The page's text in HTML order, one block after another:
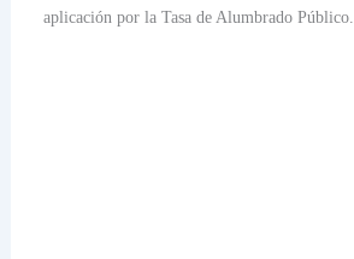
aplicación por la Tasade Alumbrado Público.